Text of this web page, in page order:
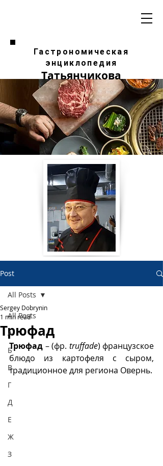
Гастрономическая
энциклопедия
Татьянчикова
Post
All Posts
А
Б
В
Г
Д
Е
Ж
З
All Posts
Трюфад
Sergey Dobrynin
1 min read
Трюфад – (фр. truffade) французское
блюдо из картофеля с сыром,